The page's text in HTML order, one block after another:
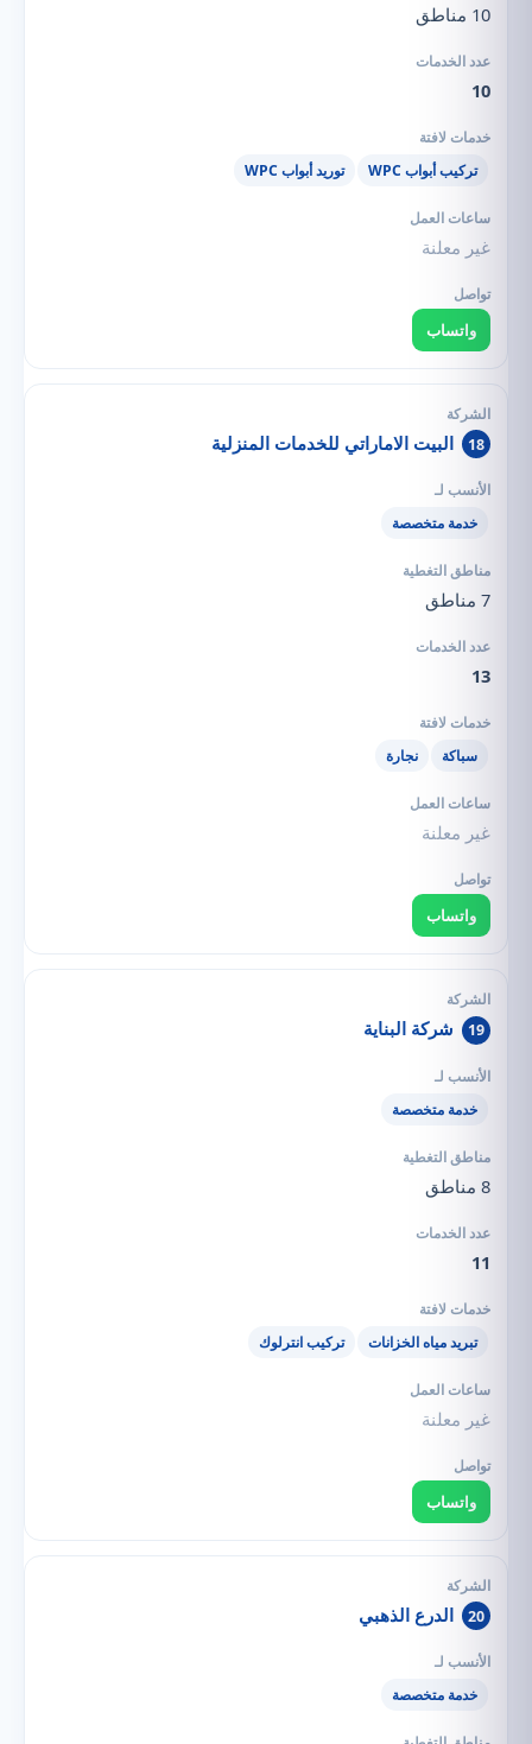
10 مناطق
10
تركيب أبواب WPC توريد أبواب WPC
غير معلنة
واتساب
18 البيت الاماراتي للخدمات المنزلية
خدمة متخصصة
7 مناطق
13
سباكة نجارة
غير معلنة
واتساب
19 شركة البناية
خدمة متخصصة
8 مناطق
11
تبريد مياه الخزانات تركيب انترلوك
غير معلنة
واتساب
20 الدرع الذهبي
خدمة متخصصة